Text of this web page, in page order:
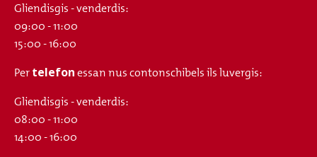
Gliendisgis - venderdis:
09:00 - 11:00
15:00 - 16:00
Pertelefonessan nus contonschibels ils luvergis:
Gliendisgis - venderdis:
08:00 - 11:00
14:00 - 16:00